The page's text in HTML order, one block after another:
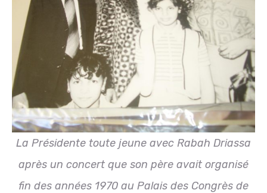
La Présidente toute jeune avec Rabah Driassa
après un concert que son père avait organisé
fin des années 1970 au Palais des Congrès de